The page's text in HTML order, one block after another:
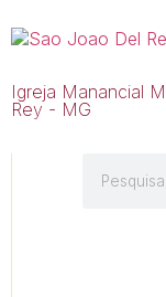
Igreja Manancial
Rey - MG